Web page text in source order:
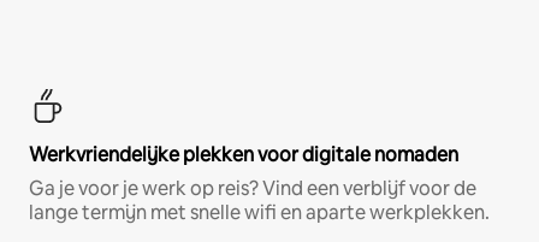
Werkvriendelijke plekken voor digitale nomaden
Ga je voor je werk op reis? Vind een verblijf voor de
lange termijn met snelle wifi en aparte werkplekken.